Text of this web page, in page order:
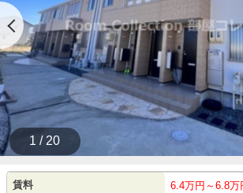
1 / 20
賃料 6.4万円～6.8万